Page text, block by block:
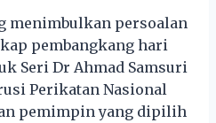
menimbulkan persoalan
pembangkang hari
Seri Dr Ahmad Samsuri
Perikatan Nasional
pemimpin yang dipilih